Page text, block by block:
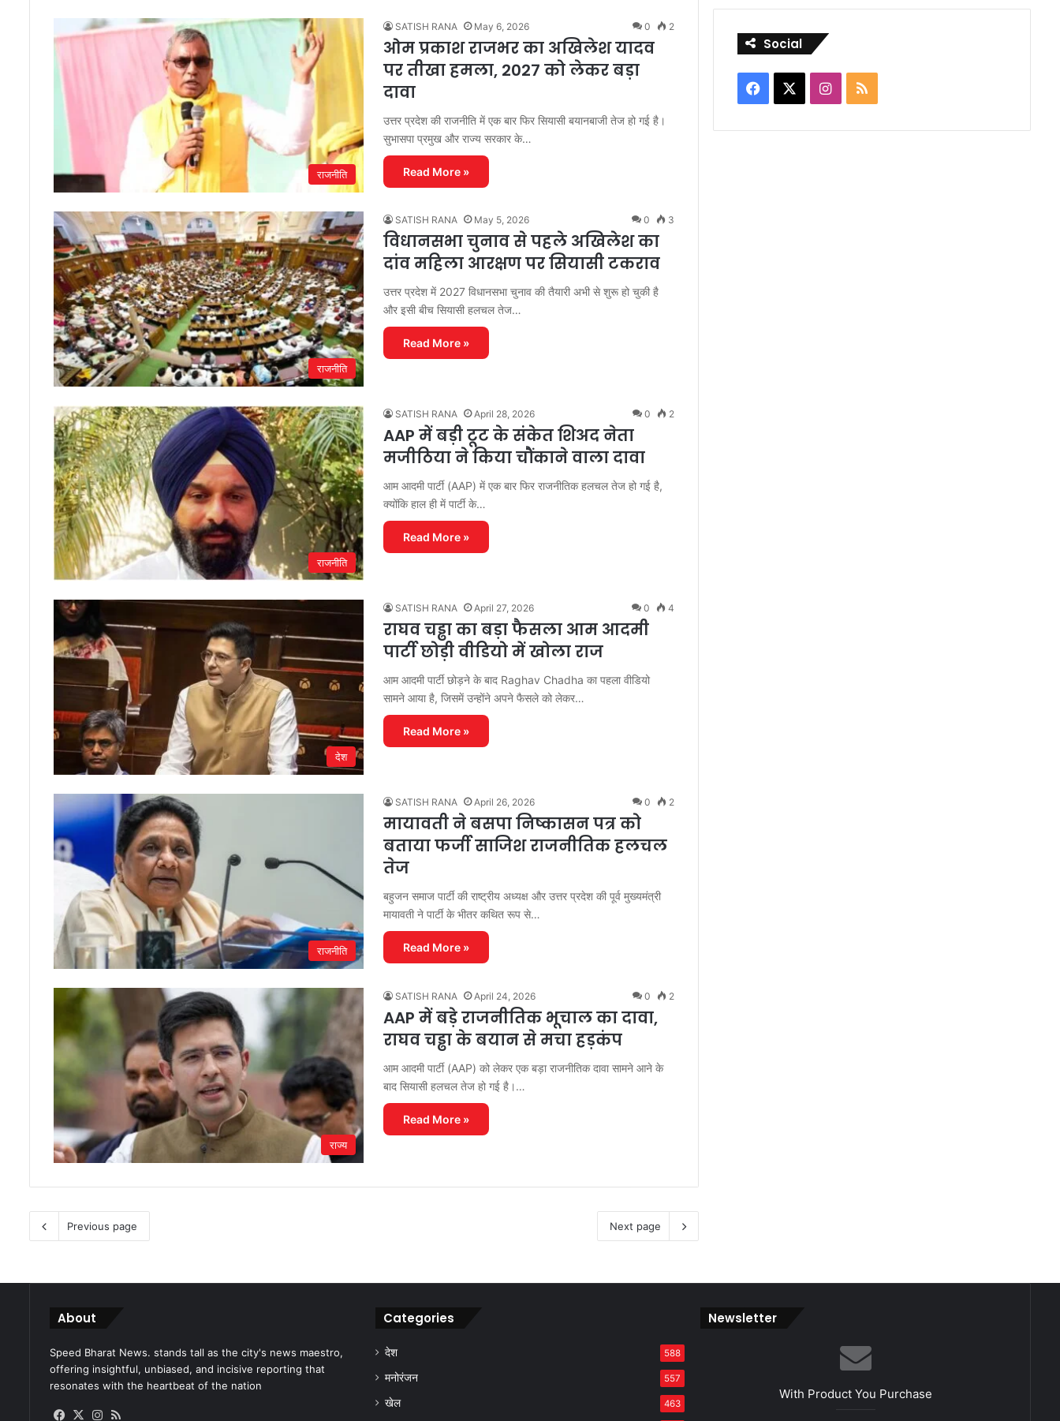
राजनीति
SATISH RANA May 6, 2026 0 2
ओम प्रकाश राजभर का अखिलेश यादव
पर तीखा हमला, 2027 को लेकर बड़ा
दावा
उत्तर प्रदेश की राजनीति में एक बार फिर सियासी बयानबाजी तेज हो गई है।
सुभासपा प्रमुख और राज्य सरकार के…
Read More »
राजनीति
SATISH RANA May 5, 2026 0 3
विधानसभा चुनाव से पहले अखिलेश का
दांव महिला आरक्षण पर सियासी टकराव
उत्तर प्रदेश में 2027 विधानसभा चुनाव की तैयारी अभी से शुरू हो चुकी है
और इसी बीच सियासी हलचल तेज…
Read More »
राजनीति
SATISH RANA April 28, 2026 0 2
AAP में बड़ी टूट के संकेत शिअद नेता
मजीठिया ने किया चौंकाने वाला दावा
आम आदमी पार्टी (AAP) में एक बार फिर राजनीतिक हलचल तेज हो गई है,
क्योंकि हाल ही में पार्टी के…
Read More »
देश
SATISH RANA April 27, 2026 0 4
राघव चड्ढा का बड़ा फैसला आम आदमी
पार्टी छोड़ी वीडियो में खोला राज
आम आदमी पार्टी छोड़ने के बाद Raghav Chadha का पहला वीडियो
सामने आया है, जिसमें उन्होंने अपने फैसले को लेकर…
Read More »
राजनीति
SATISH RANA April 26, 2026 0 2
मायावती ने बसपा निष्कासन पत्र को
बताया फर्जी साजिश राजनीतिक हलचल
तेज
बहुजन समाज पार्टी की राष्ट्रीय अध्यक्ष और उत्तर प्रदेश की पूर्व मुख्यमंत्री
मायावती ने पार्टी के भीतर कथित रूप से…
Read More »
राज्य
SATISH RANA April 24, 2026 0 2
AAP में बड़े राजनीतिक भूचाल का दावा,
राघव चड्ढा के बयान से मचा हड़कंप
आम आदमी पार्टी (AAP) को लेकर एक बड़ा राजनीतिक दावा सामने आने के
बाद सियासी हलचल तेज हो गई है।…
Read More »
Previous page Next page
Social
Facebook Instagram
RSS
About
Speed Bharat News. stands tall as the city's news maestro,
offering insightful, unbiased, and incisive reporting that
resonates with the heartbeat of the nation
Facebook
X Instagram
Categories
देश 588
मनोरंजन 557
खेल 463
Newsletter
With Product You Purchase